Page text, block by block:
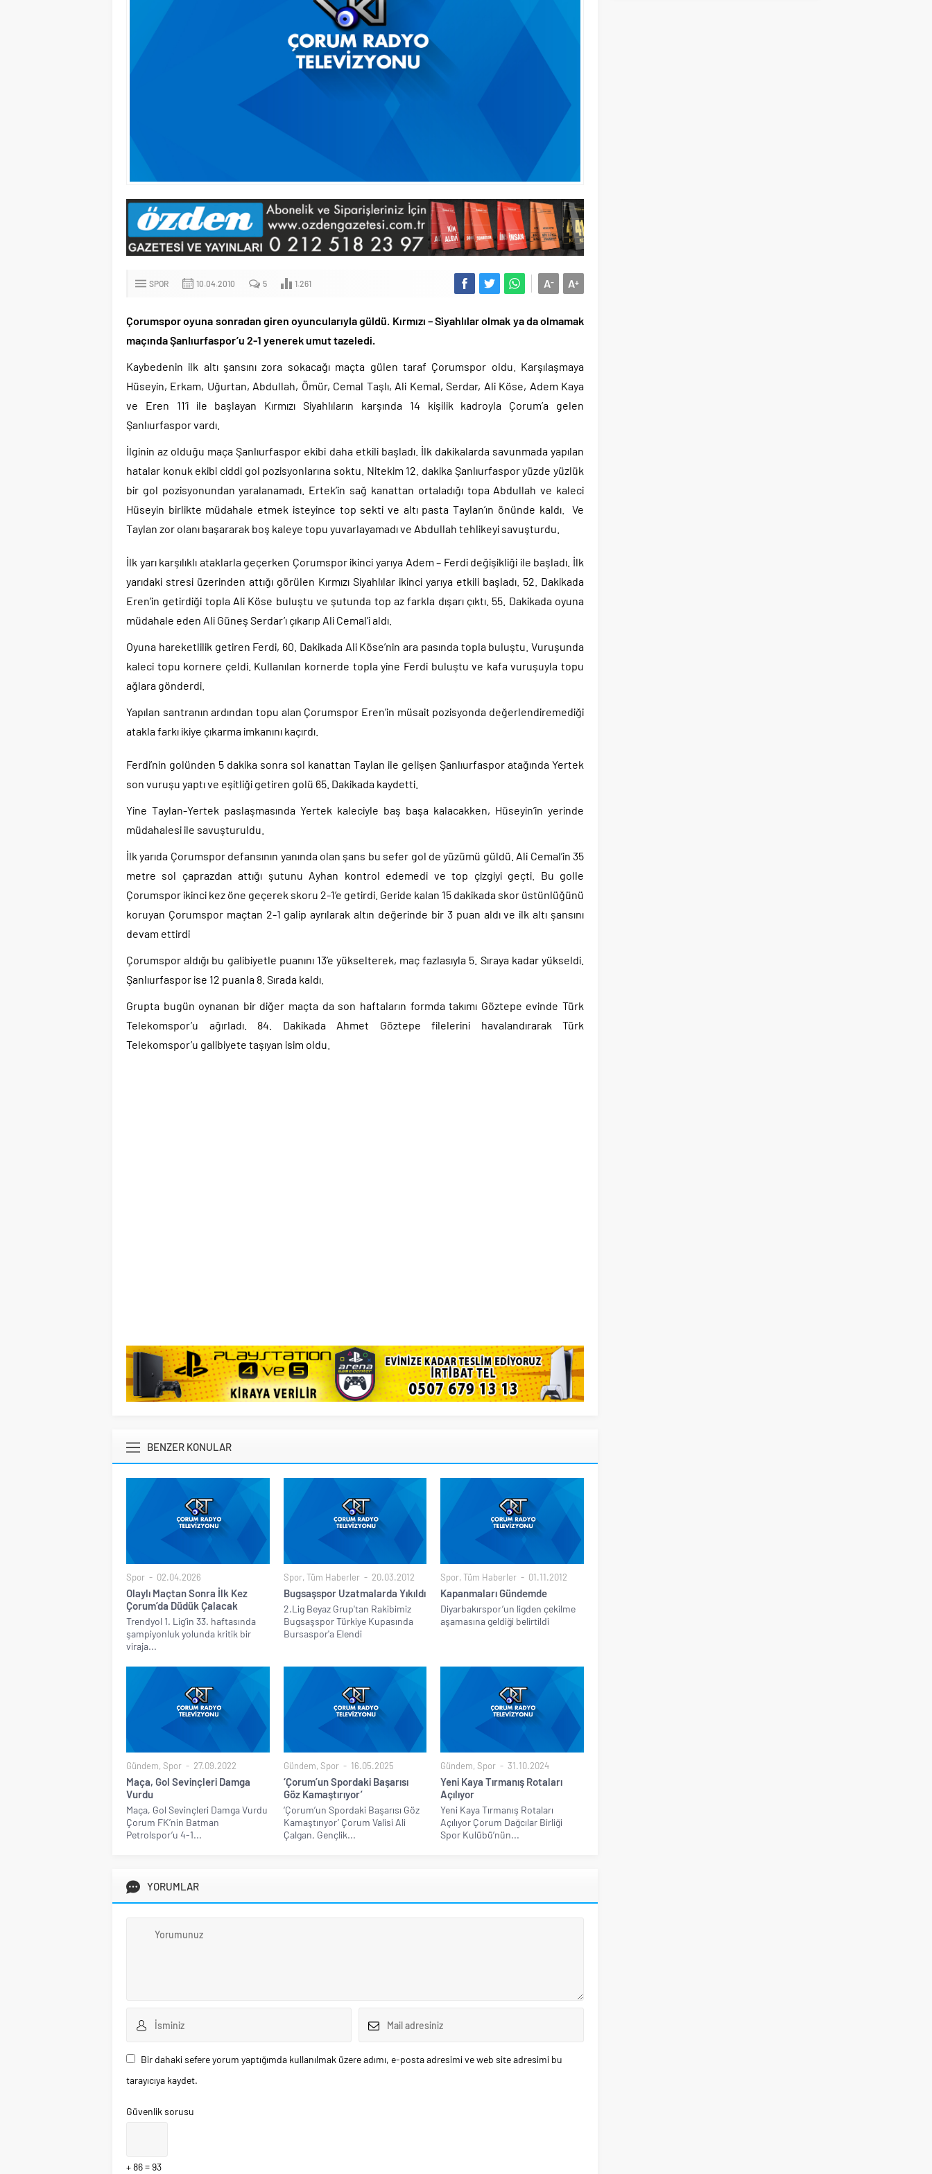
SPOR 10.04.2010 5 1.261 A+
A-
Çorumspor oyuna sonradan giren oyuncularıyla güldü. Kırmızı – Siyahlılar olmak ya da olmamak
maçında Şanlıurfaspor’u 2-1 yenerek umut tazeledi.
Kaybedenin ilk altı şansını zora sokacağı maçta gülen taraf Çorumspor oldu. Karşılaşmaya
Hüseyin, Erkam, Uğurtan, Abdullah, Ömür, Cemal Taşlı, Ali Kemal, Serdar, Ali Köse, Adem Kaya
ve Eren 11’i ile başlayan Kırmızı Siyahlıların karşında 14 kişilik kadroyla Çorum’a gelen
Şanlıurfaspor vardı.
İlginin az olduğu maça Şanlıurfaspor ekibi daha etkili başladı. İlk dakikalarda savunmada yapılan
hatalar konuk ekibi ciddi gol pozisyonlarına soktu. Nitekim 12. dakika Şanlıurfaspor yüzde yüzlük
bir gol pozisyonundan yaralanamadı. Ertek’in sağ kanattan ortaladığı topa Abdullah ve kaleci
Hüseyin birlikte müdahale etmek isteyince top sekti ve altı pasta Taylan’ın önünde kaldı. Ve
Taylan zor olanı başararak boş kaleye topu yuvarlayamadı ve Abdullah tehlikeyi savuşturdu.
İlk yarı karşılıklı ataklarla geçerken Çorumspor ikinci yarıya Adem – Ferdi değişikliği ile başladı. İlk
yarıdaki stresi üzerinden attığı görülen Kırmızı Siyahlılar ikinci yarıya etkili başladı. 52. Dakikada
Eren’in getirdiği topla Ali Köse buluştu ve şutunda top az farkla dışarı çıktı. 55. Dakikada oyuna
müdahale eden Ali Güneş Serdar’ı çıkarıp Ali Cemal’i aldı.
Oyuna hareketlilik getiren Ferdi, 60. Dakikada Ali Köse’nin ara pasında topla buluştu. Vuruşunda
kaleci topu kornere çeldi. Kullanılan kornerde topla yine Ferdi buluştu ve kafa vuruşuyla topu
ağlara gönderdi.
Yapılan santranın ardından topu alan Çorumspor Eren’in müsait pozisyonda değerlendiremediği
atakla farkı ikiye çıkarma imkanını kaçırdı.
Ferdi’nin golünden 5 dakika sonra sol kanattan Taylan ile gelişen Şanlıurfaspor atağında Yertek
son vuruşu yaptı ve eşitliği getiren golü 65. Dakikada kaydetti.
Yine Taylan-Yertek paslaşmasında Yertek kaleciyle baş başa kalacakken, Hüseyin’in yerinde
müdahalesi ile savuşturuldu.
İlk yarıda Çorumspor defansının yanında olan şans bu sefer gol de yüzümü güldü. Ali Cemal’in 35
metre sol çaprazdan attığı şutunu Ayhan kontrol edemedi ve top çizgiyi geçti. Bu golle
Çorumspor ikinci kez öne geçerek skoru 2-1’e getirdi. Geride kalan 15 dakikada skor üstünlüğünü
koruyan Çorumspor maçtan 2-1 galip ayrılarak altın değerinde bir 3 puan aldı ve ilk altı şansını
devam ettirdi
Çorumspor aldığı bu galibiyetle puanını 13’e yükselterek, maç fazlasıyla 5. Sıraya kadar yükseldi.
Şanlıurfaspor ise 12 puanla 8. Sırada kaldı.
Grupta bugün oynanan bir diğer maçta da son haftaların formda takımı Göztepe evinde Türk
Telekomspor’u ağırladı. 84. Dakikada Ahmet Göztepe filelerini havalandırarak Türk
Telekomspor’u galibiyete taşıyan isim oldu.
BENZER KONULAR
Spor 02.04.2026
Olaylı Maçtan Sonra İlk Kez
Çorum’da Düdük Çalacak
Trendyol 1. Lig’in 33. haftasında
şampiyonluk yolunda kritik bir
viraja...
Spor, Tüm Haberler 20.03.2012
Bugsaşspor Uzatmalarda Yıkıldı
2.Lig Beyaz Grup'tan Rakibimiz
Bugsaşspor Türkiye Kupasında
Bursaspor'a Elendi
Spor,Tüm Haberler 01.11.2012
Kapanmaları Gündemde
Diyarbakırspor’un ligden çekilme
aşamasına geldiği belirtildi
Gündem, Spor 27.09.2022
Maça, Gol Sevinçleri Damga
Vurdu
Maça, Gol Sevinçleri Damga Vurdu
Çorum FK’nin Batman
Petrolspor’u 4-1...
Gündem, Spor 16.05.2025
‘Çorum’un Spordaki Başarısı
Göz Kamaştırıyor’
‘Çorum’un Spordaki Başarısı Göz
Kamaştırıyor’ Çorum Valisi Ali
Çalgan, Gençlik...
Gündem,Spor 31.10.2024
Yeni Kaya Tırmanış Rotaları
Açılıyor
Yeni Kaya Tırmanış Rotaları
Açılıyor Çorum Dağcılar Birliği
Spor Kulübü’nün...
YORUMLAR
Bir dahaki sefere yorum yaptığımda kullanılmak üzere adımı, e-posta adresimi ve web site adresimi bu
tarayıcıya kaydet.
Güvenlik sorusu
+ 86 = 93